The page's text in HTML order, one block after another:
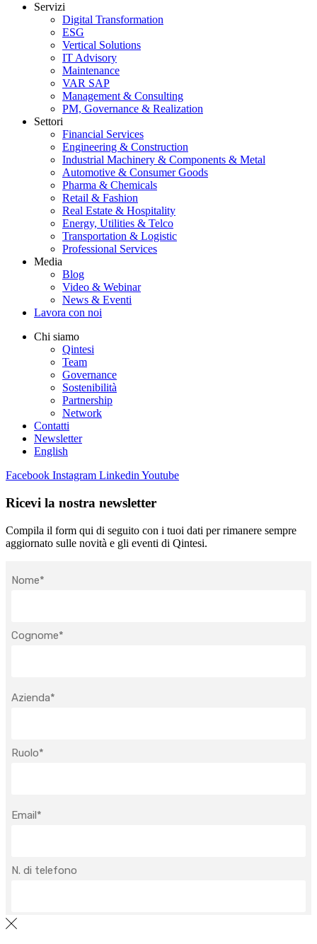
Servizi
Digital Transformation
ESG
Vertical Solutions
IT Advisory
Maintenance
VAR SAP
Management & Consulting
PM, Governance & Realization
Settori
Financial Services
Engineering & Construction
Industrial Machinery & Components & Metal
Automotive & Consumer Goods
Pharma & Chemicals
Retail & Fashion
Real Estate & Hospitality
Energy, Utilities & Telco
Transportation & Logistic
Professional Services
Media
Blog
Video & Webinar
News & Eventi
Lavora con noi
Chi siamo
Qintesi
Team
Governance
Sostenibilità
Partnership
Network
Contatti
Newsletter
English
Facebook Instagram Linkedin Youtube
Ricevi la nostra newsletter
Compila il form qui di seguito con i tuoi dati per rimanere sempre
aggiornato sulle novità e gli eventi di Qintesi.